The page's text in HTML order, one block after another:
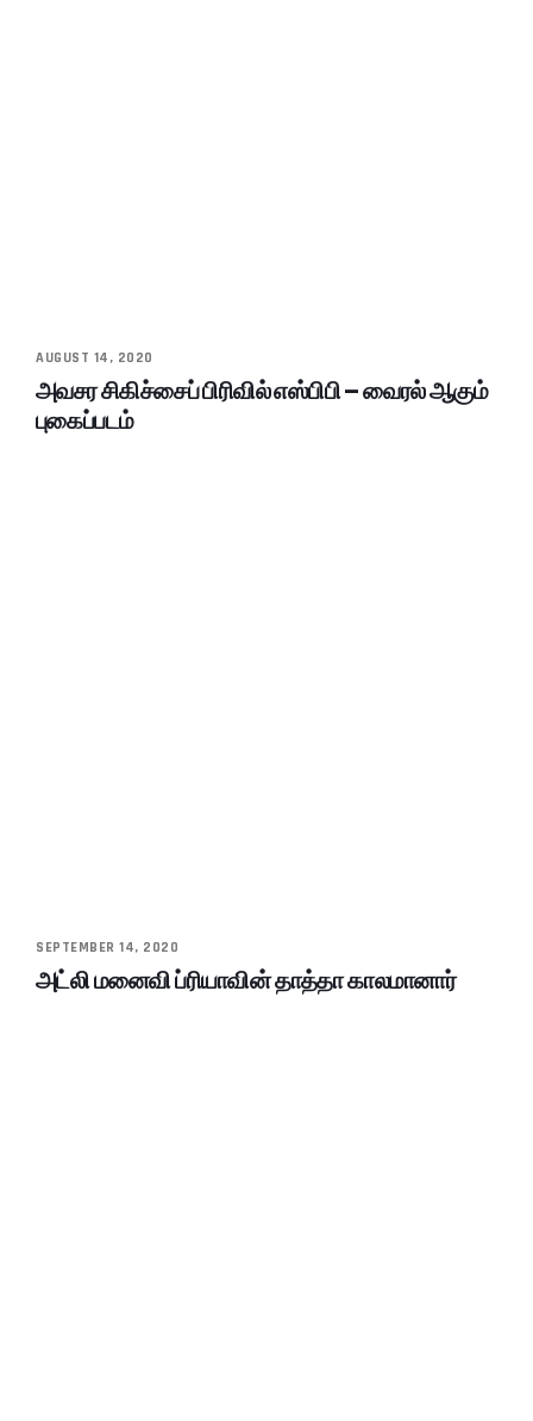
AUGUST 14, 2020
அவசர சிகிச்சைப் பிரிவில் எஸ்பிபி – வைரல் ஆகும்
புகைப்படம்
SEPTEMBER 14, 2020
அட்லி மனைவி ப்ரியாவின் தாத்தா காலமானார்